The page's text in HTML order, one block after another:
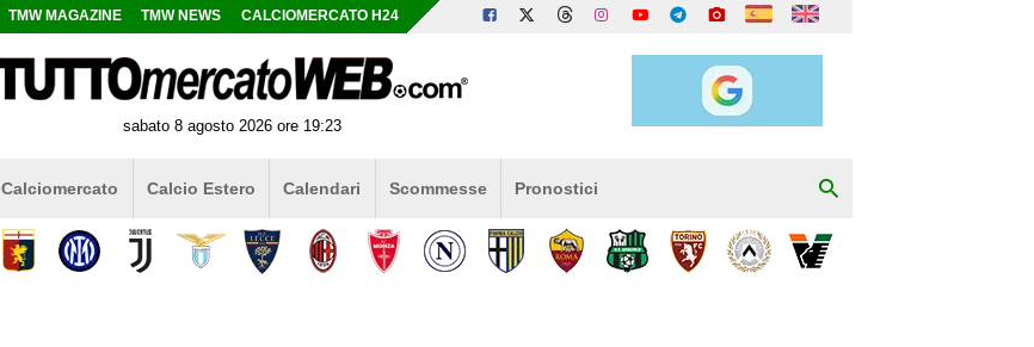
TMW MAGAZINE TMW NEWS CALCIOMERCATO H24
sabato 8 agosto 2026 ore 19:23
Calciomercato Calcio Estero Calendari Scommesse Pronostici